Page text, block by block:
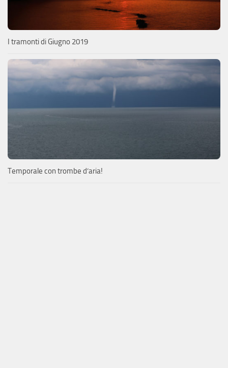
I tramonti di Giugno 2019
Temporale con trombe d’aria!